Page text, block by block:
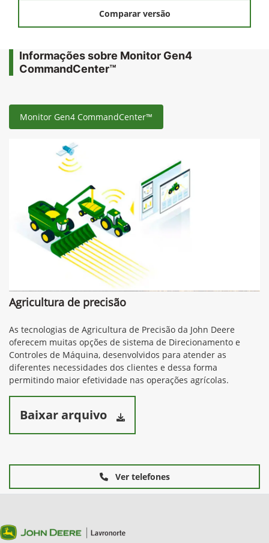
Comparar versão
Informações sobre Monitor Gen4
CommandCenter™
Monitor Gen4 CommandCenter™
Agricultura de precisão
As tecnologias de Agricultura de Precisão da John Deere
oferecem muitas opções de sistema de Direcionamento e
Controles de Máquina, desenvolvidos para atender as
diferentes necessidades dos clientes e dessa forma
permitindo maior efetividade nas operações agrícolas.
Baixar arquivo
Ver telefones